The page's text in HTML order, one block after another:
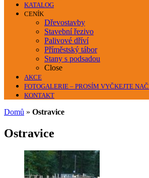
KATALOG
CENÍK
Dřevostavby
Stavební řezivo
Palivové dříví
Příměstský tábor
Stany s podsadou
Close
AKCE
FOTOGALERIE – PROSÍM VYČKEJTE
KONTAKT
Domů » Ostravice
Ostravice